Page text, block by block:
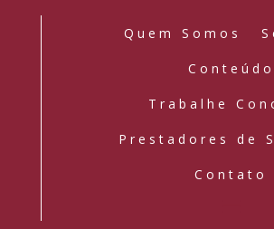
Quem Somos
Conteúdo
Trabalhe
Prestadores de
Contato